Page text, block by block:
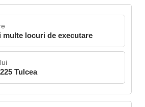
multe locuri de executare
Tulcea